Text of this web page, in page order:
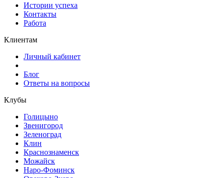
Истории успеха
Контакты
Работа
Клиентам
Личный кабинет
Блог
Ответы на вопросы
Клубы
Голицыно
Звенигород
Зеленоград
Клин
Краснознаменск
Можайск
Наро-Фоминск